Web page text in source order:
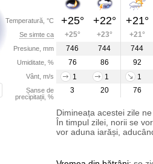
Temperatură, °C
Se simte ca
Presiune, mm
Umiditate, %
Vânt, m/s
Șanse de
precipitații, %
+25° +22° +21°
+25° +23° +21°
746
744 744
76
86 92
1
1 1
3
20 76
Dimineața acestei zile
În timpul zilei, norii se
vor aduna iarăși,